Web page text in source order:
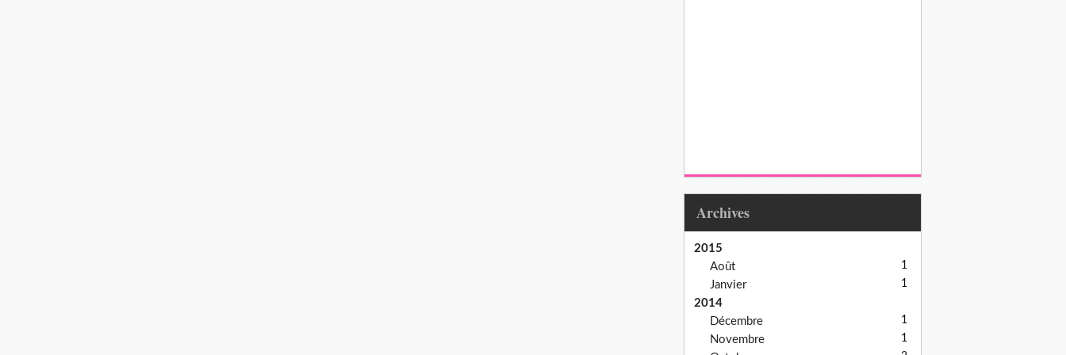
Archives
2015
Août
1
Janvier 1
2014
Décembre
1
Novembre 1